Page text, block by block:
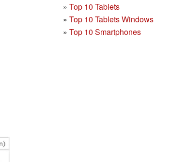
» Top 10 Tablets
» Top 10 Tablets Windows
» Top 10 Smartphones